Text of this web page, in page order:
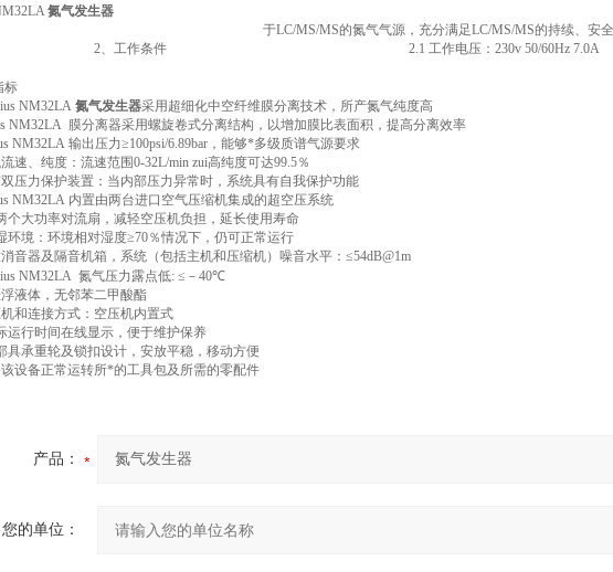
氮气发生器
于LC/MS/MS的氮气气源，充分满足LC/MS/MS的持续、安
、工作条件 2.1 工作电压： 230v 50/
标
NM32LA 氮气发生器采用超细化中空纤维膜分离技术，所产氮气纯度高
NM32LA 膜分离器采用螺旋卷式分离结构，以增加膜比表面积，提高分离效率
NM32LA 输出压力≥100psi/6.89bar ，能够*多级质谱气源要求
速、纯度：流速范围0-32L/min zui高纯度可达99.5％
压力保护装置：当内部压力异常时，系统具有自我保护功能
NM32LA 内置由两台进口空气压缩机集成的超空压系统
个大功率对流扇，减轻空压机负担，延长使用寿命
环境：环境相对湿度≥70％情况下，仍可正常运行
音器及隔音机箱，系统（包括主机和压缩机）噪音水平：≤54dB@1m
NM32LA 氮气压力露点低: ≤－ 40℃
液体，无邻苯二甲酸酯
和连接方式：空压机内置式
运行时间在线显示，便于维护保养
具承重轮及锁扣设计，安放平稳，移动方便
设备正常运转所*的工具包及所需的零配件
产品：
您的单位：